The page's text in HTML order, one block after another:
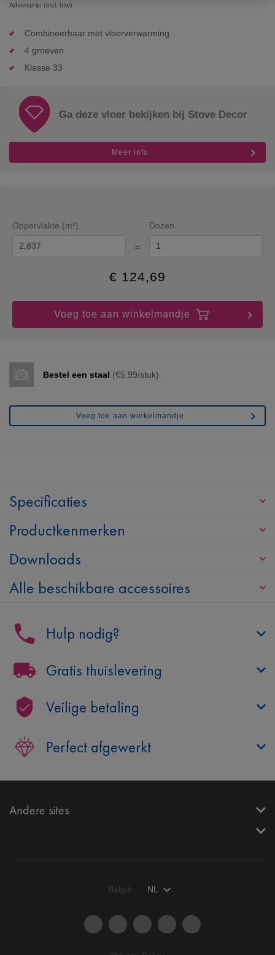
Adviesprijs (incl. btw)
Combineerbaar met vloerverwarming
4 groeven
Klasse 33
Ga deze vloer bekijken bij Stove Decor
Meer info
Oppervlakte (m²)
=
Dozen
€ 124,69
Voeg toe aan winkelmandje
Bestel een staal (€5,99/stuk)
Voeg toe aan winkelmandje
Specificaties
Productkenmerken
Downloads
Alle beschikbare accessoires
Hulp nodig?
Gratis thuislevering
Veilige betaling
Perfect afgewerkt
Andere sites
België NL